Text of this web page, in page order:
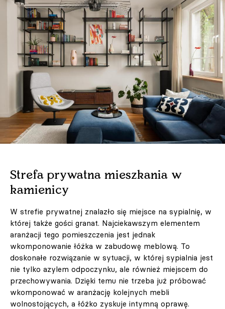
Strefa prywatna mieszkania w
kamienicy
W strefie prywatnej znalazło się miejsce na sypialnię, w
której także gości granat. Najciekawszym elementem
aranżacji tego pomieszczenia jest jednak
wkomponowanie łóżka w zabudowę meblową. To
doskonałe rozwiązanie w sytuacji, w której sypialnia jest
nie tylko azylem odpoczynku, ale również miejscem do
przechowywania. Dzięki temu nie trzeba już próbować
wkomponować w aranżację kolejnych mebli
wolnostojących, a łóżko zyskuje intymną oprawę.